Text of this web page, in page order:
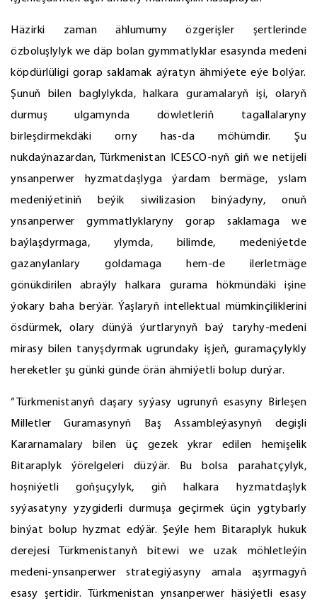
Häzirki zaman ählumumy özgerişler şertlerinde
özboluşlylyk we däp bolan gymmatlyklar esasynda medeni
köpdürlüligi gorap saklamak aýratyn ähmiýete eýe bolýar.
Şunuň bilen baglylykda, halkara guramalaryň işi, olaryň
durmuş ulgamynda döwletleriň tagallalaryny
birleşdirmekdäki orny has-da möhümdir. Şu
nukdaýnazardan, Türkmenistan ICESCO-nyň giň we netijeli
ynsanperwer hyzmatdaşlyga ýardam bermäge, yslam
medeniýetiniň beýik siwilizasion binýadyny, onuň
ynsanperwer gymmatlyklaryny gorap saklamaga we
baýlaşdyrmaga, ylymda, bilimde, medeniýetde
gazanylanlary goldamaga hem-de ilerletmäge
gönükdirilen abraýly halkara gurama hökmündäki işine
ýokary baha berýär. Ýaşlaryň intellektual mümkinçiliklerini
ösdürmek, olary dünýä ýurtlarynyň baý taryhy-medeni
mirasy bilen tanyşdyrmak ugrundaky işjeň, guramaçylykly
hereketler şu günki günde örän ähmiýetli bolup durýar.
“Türkmenistanyň daşary syýasy ugrunyň esasyny Birleşen
Milletler Guramasynyň Baş Assambleýasynyň degişli
Kararnamalary bilen üç gezek ykrar edilen hemişelik
Bitaraplyk ýörelgeleri düzýär. Bu bolsa parahatçylyk,
hoşniýetli goňşuçylyk, giň halkara hyzmatdaşlyk
syýasatyny yzygiderli durmuşa geçirmek üçin ygtybarly
binýat bolup hyzmat edýär. Şeýle hem Bitaraplyk hukuk
derejesi Türkmenistanyň bitewi we uzak möhletleýin
medeni-ynsanperwer strategiýasyny amala aşyrmagyň
esasy şertidir. Türkmenistan ynsanperwer häsiýetli esasy